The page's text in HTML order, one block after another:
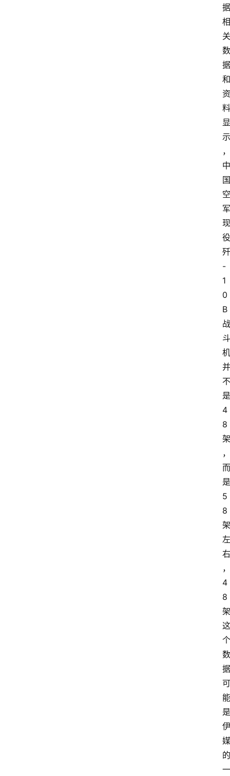
据
相
关
数
据
和
资
料
显
示
，
中
国
空
军
现
役
歼
-
1
0
B
战
斗
机
并
不
是
4
8
架
，
而
是
5
8
架
左
右
，
4
8
架
这
个
数
据
可
能
是
伊
媒
的
一